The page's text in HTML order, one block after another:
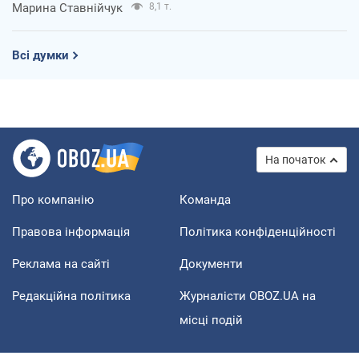
Марина Ставнійчук 8,1 т.
Всі думки
На початок
Про компанію Команда
Правова інформація Політика конфіденційності
Реклама на сайті Документи
Редакційна політика
Журналісти OBOZ.UA на
місці подій